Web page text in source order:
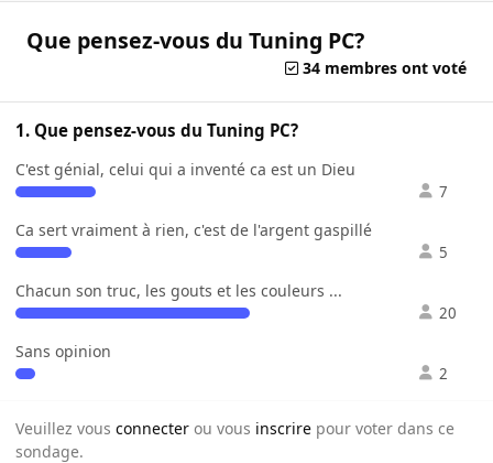
Que pensez-vous du Tuning PC?
34 membres ont voté
1. Que pensez-vous du Tuning PC?
C'est génial, celui qui a inventé ca est un Dieu
7
Ca sert vraiment à rien, c'est de l'argent gaspillé
5
Chacun son truc, les gouts et les couleurs ...
20
Sans opinion
2
Veuillez vous connecter ou vous inscrire pour voter dans ce
sondage.